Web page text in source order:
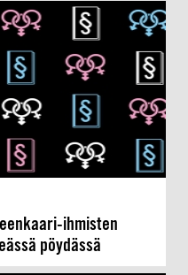
ihmisten
pöydässä